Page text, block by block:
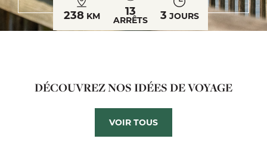
238KM 13
ARRÊTS 3 JOURS
DÉCOUVREZ NOS IDÉES DE VOYAGE
VOIR TOUS